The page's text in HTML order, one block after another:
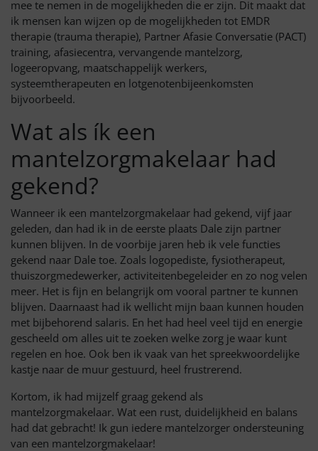
mee te nemen in de mogelijkheden die er zijn. Dit maakt dat
ik mensen kan wijzen op de mogelijkheden tot EMDR
therapie (trauma therapie), Partner Afasie Conversatie (PACT)
training, afasiecentra, vervangende mantelzorg,
logeeropvang, maatschappelijk werkers,
systeemtherapeuten en lotgenotenbijeenkomsten
bijvoorbeeld.
Wat als ík een
mantelzorgmakelaar had
gekend?
Wanneer ik een mantelzorgmakelaar had gekend, vijf jaar
geleden, dan had ik in de eerste plaats Dale zijn partner
kunnen blijven. In de voorbije jaren heb ik vele functies
gekend naar Dale toe. Zoals logopediste, fysiotherapeut,
thuiszorgmedewerker, activiteitenbegeleider en zo nog velen
meer. Het is fijn en belangrijk om vooral partner te kunnen
blijven. Daarnaast had ik wellicht mijn baan kunnen houden
met bijbehorend salaris. En het had heel veel tijd en energie
gescheeld om alles uit te zoeken welke zorg je waar kunt
regelen en hoe. Ook ben ik vaak van het spreekwoordelijke
kastje naar de muur gestuurd, heel frustrerend.
Kortom, ik had mijzelf graag gekend als
mantelzorgmakelaar. Wat een rust, duidelijkheid en balans
had dat gebracht! Ik gun iedere mantelzorger ondersteuning
van een mantelzorgmakelaar!